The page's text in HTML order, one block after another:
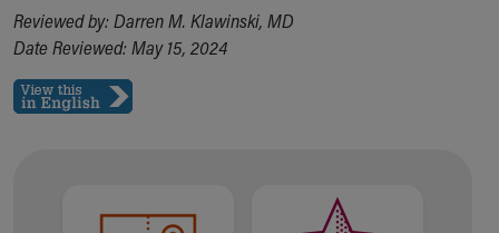
Reviewed by: Darren M. Klawinski, MD
Date Reviewed: May 15, 2024